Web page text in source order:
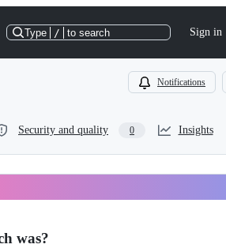
Type / to search Sign in
Notifications
Security and quality 0 Insights
was?